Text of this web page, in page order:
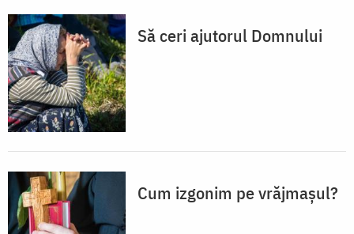
Să ceri ajutorul Domnului
Cum izgonim pe vrăjmașul?